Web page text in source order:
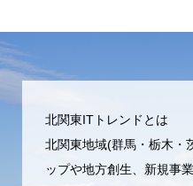
北関東ITトレンドとは
北関東地域(群馬・栃木・
ップや地方創生、新規事